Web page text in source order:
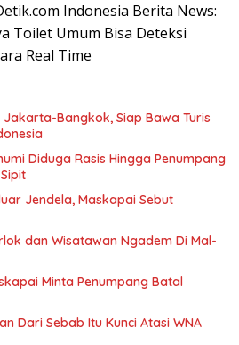
Indonesia Berita News:
Toilet Umum Bisa Deteksi
Real Time
Jakarta-Bangkok, Siap Bawa Turis
Diduga Rasis Hingga Penumpang
Jendela, Maskapai Sebut
dan Wisatawan Ngadem Di Mal-
Minta Penumpang Batal
Dari Sebab Itu Kunci Atasi WNA